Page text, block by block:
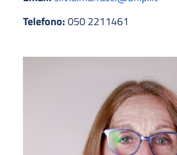
Telefono:050 2211461